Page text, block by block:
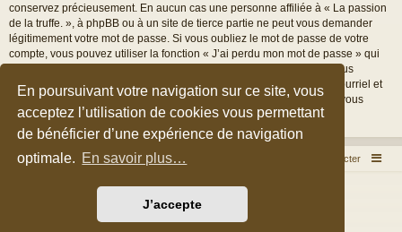
En poursuivant votre navigation sur ce site, vous
acceptez l’utilisation de cookies vous permettant
de bénéficier d’une expérience de navigation
optimale. En savoir plus…
J’accepte
conservez précieusement. En aucun cas une personne affiliée à « La passion
de la truffe. », à phpBB ou à un site de tierce partie ne peut vous demander
légitimement votre mot de passe. Si vous oubliez le mot de passe de votre
compte, vous pouvez utiliser la fonction « J’ai perdu mon mot de passe » qui
est proposée par défaut sur le logiciel phpBB. Cette fonctionnalité vous
demandera de spécifier votre nom d’utilisateur et votre adresse de courriel et
le logiciel phpBB générera alors un nouveau mot de passe afin que vous
puissiez reprendre le contrôle de votre compte.
Accueil du forum Nous contacter
Développé parphpBB® Forum Software © phpBB Limited
Style parArty
©